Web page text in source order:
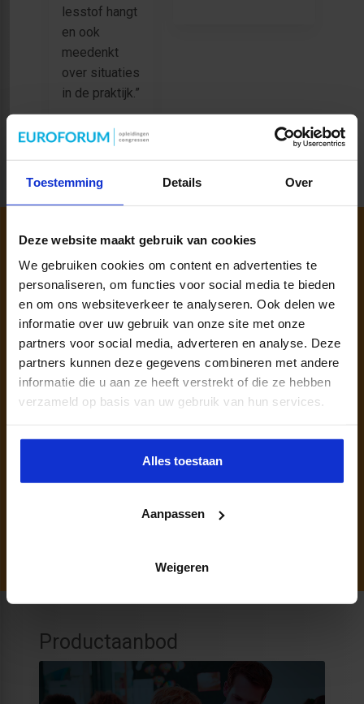
Toestemming Details Over
Deze website maakt gebruik van cookies
We gebruiken cookies om content en advertenties te
personaliseren, om functies voor social media te bieden
en om ons websiteverkeer te analyseren. Ook delen we
informatie over uw gebruik van onze site met onze
partners voor social media, adverteren en analyse. Deze
partners kunnen deze gegevens combineren met andere
informatie die u aan ze heeft verstrekt of die ze hebben
verzameld op basis van uw gebruik van hun services.
Alles toestaan
Aanpassen
Weigeren
lesstof hangt
en ook
meedenkt
over situaties
in de praktijk.”
Persoonlijk opleidingsadvies nodig?
vakgebied. Je kunt mij bereiken via onderstaande
SANDRA.DONKERS@SBO.NL
Productaanbod